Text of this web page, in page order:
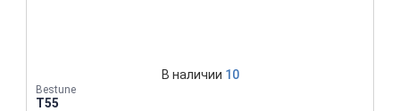
Bestune
T55
В наличии 10